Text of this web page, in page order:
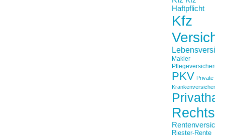
Haftpflicht
Kfz
Makler
Pflegeversicherung
PKV Private
Krankenversicherung
Riester-Rente